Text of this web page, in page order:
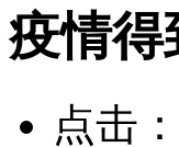
疫情得
点击：